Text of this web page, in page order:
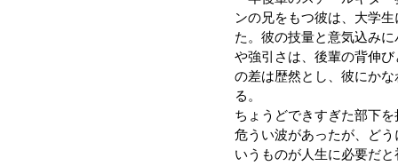
ンの兄をもつ彼は、大学
た。彼の技量と意気込み
や強引さは、後輩の背伸
の差は歴然とし、彼にか
る。
ちょうどできすぎた部下
危うい波があったが、ど
いうものが人生に必要だ